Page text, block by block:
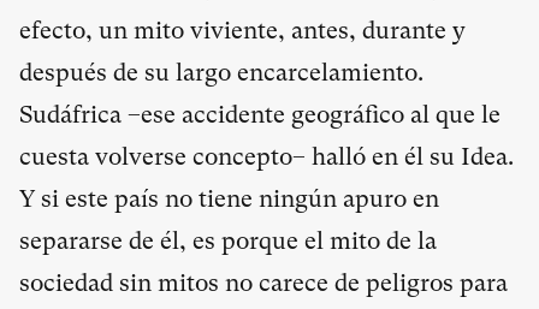
efecto, un mito viviente, antes, durante y
después de su largo encarcelamiento.
Sudáfrica –ese accidente geográfico al que le
cuesta volverse concepto– halló en él su Idea.
Y si este país no tiene ningún apuro en
separarse de él, es porque el mito de la
sociedad sin mitos no carece de peligros para